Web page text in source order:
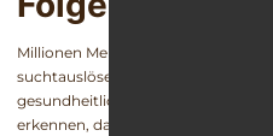
Millionen Menschen nehmen
suchtauslösendem Potenzial ein –
gesundheitlichen Konsequenzen
erkennen, dass sie von den